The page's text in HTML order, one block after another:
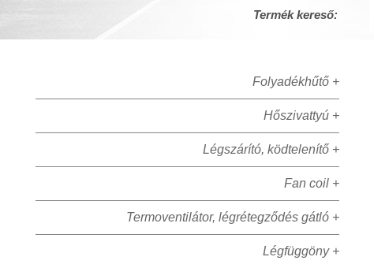
Termék kereső:
Folyadékhűtő +
Hőszivattyú +
Légszárító, ködtelenítő +
Fan coil +
Termoventilátor, légrétegződés gátló +
Légfüggöny +